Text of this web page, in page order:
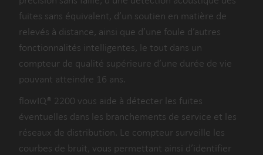
fuites sans équivalent, d’un soutien en matière de
relevés à distance, ainsi que d’une foule d’autres
fonctionnalités intelligentes, le tout dans un
compteur de qualité supérieure d’une durée de vie
pouvant atteindre 16 ans.
flowIQ® 2200 vous aide à détecter les fuites
éventuelles dans les branchements de service et les
réseaux de distribution. Le compteur surveille les
courbes de bruit, vous permettant ainsi d’identifier